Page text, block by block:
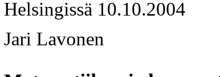
Helsingissä 10.10.2004
Jari Lavonen